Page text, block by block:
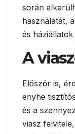
során
használatát,
és
A
Először is,
enyhe
és a
viasz